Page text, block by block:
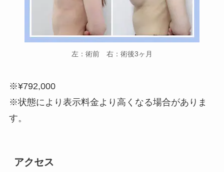
左：術前 右：術後3ヶ月
※¥792,000
※状態により表示料金より高くなる場合がありま
す。
アクセス